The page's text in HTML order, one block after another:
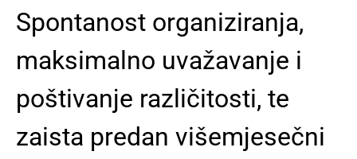
Spontanost organiziranja,
maksimalno uvažavanje i
poštivanje različitosti, te
zaista predan višemjesečni